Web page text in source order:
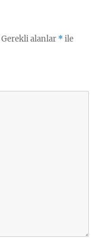
Gerekli alanlar *ile